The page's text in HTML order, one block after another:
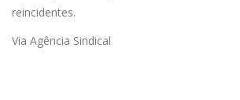
reincidentes.
Via Agência Sindical